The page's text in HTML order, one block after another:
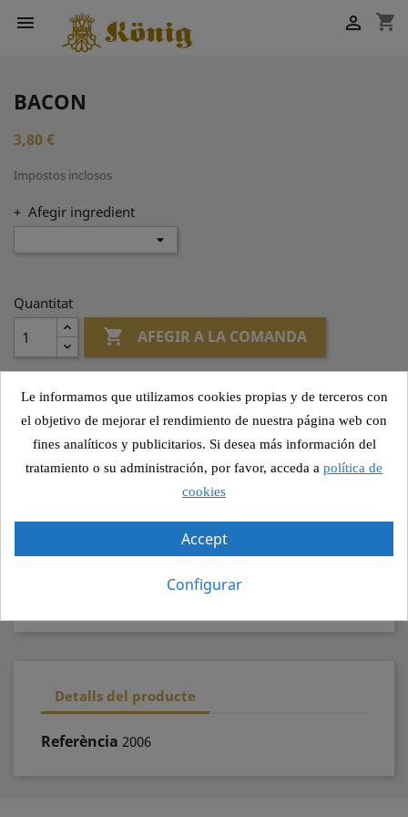
 shopping_cart

BACON
3,80 €
Impostos inclosos
+ Afegir ingredient
Quantitat
 AFEGIR A LA COMANDA
Compartir
Pagament segur
Detalls del producte
Referència 2006
Le informamos que utilizamos cookies propias y de terceros con
el objetivo de mejorar el rendimiento de nuestra página web con
fines analíticos y publicitarios. Si desea más información del
tratamiento o su administración, por favor, acceda a política de
cookies
Accept
Configurar